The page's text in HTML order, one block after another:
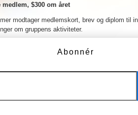
medlem, $300 om året
modtager medlemskort, brev og diplom til
om gruppens aktiviteter.
modtager et medlemskort, brev og
i undervisning i menneskerettigheder.
Abonnér